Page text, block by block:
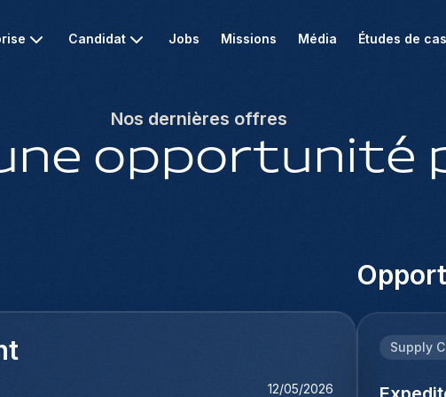
Candidat Jobs Missions Média Études de cas
Nos dernières offres
opportunité
12/05/2026